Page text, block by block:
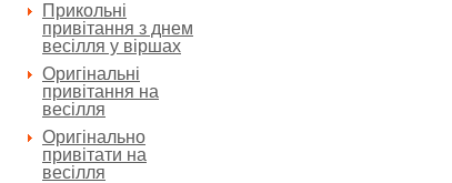
Прикольні
привітання з днем
весілля у віршах
Оригінальні
привітання на
весілля
Оригінально
привітати на
весілля